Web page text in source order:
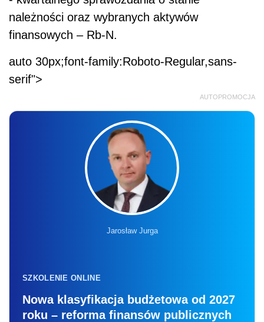
należności oraz wybranych aktywów
finansowych – Rb-N.
auto 30px;font-family:Roboto-Regular,sans-
serif">
AUTOPROMOCJA
Jarosław Jurga
SZKOLENIE ONLINE
Nowa klasyfikacja budżetowa od 2027
roku – reforma finansów publicznych